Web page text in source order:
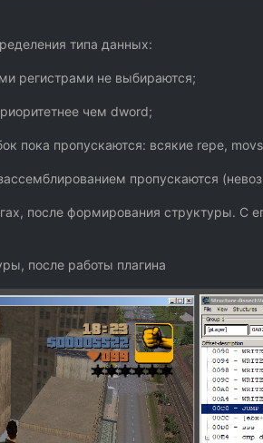
типа данных:
регистрами не выбираются;
чем dword;
пока пропускаются: всякие repe,
пропускаются
после формирования структуры.
после работы плагина